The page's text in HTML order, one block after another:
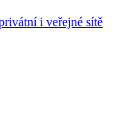
i veřejné sítě